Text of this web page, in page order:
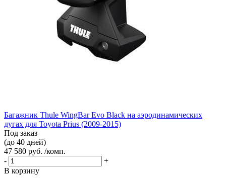
Багажник Thule WingBar Evo Black на аэродинамических
дугах для Toyota Prius (2009-2015)
Под заказ
(до 40 дней)
47 580 руб. /комп.
-
+
В корзину